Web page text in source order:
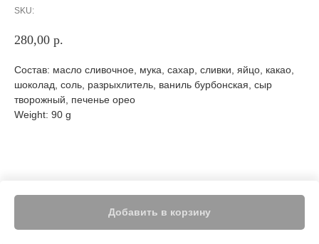
SKU:
280,00 р.
Добавить в корзину
Состав: масло сливочное, мука, сахар, сливки, яйцо, какао,
шоколад, соль, разрыхлитель, ваниль бурбонская, сыр
творожный, печенье орео
Weight: 90 g